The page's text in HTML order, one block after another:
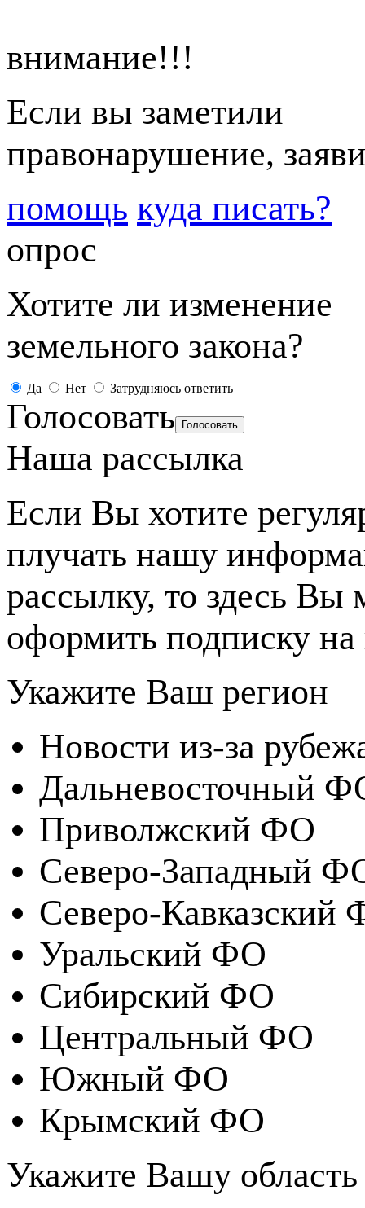
внимание!!!
Если вы заметили
правонарушение,
помощь куда писать?
опрос
Хотите ли изменение
земельного закона?
Да Нет Затрудняюсь ответить
Голосовать
Наша рассылка
Если Вы хотите
плучать нашу
рассылку, то здесь Вы
оформить подписку на
Укажите Ваш регион
Новости из-за
Дальневосточный
Приволжский ФО
Северо-Западный
Северо-Кавказский
Уральский ФО
Сибирский ФО
Центральный ФО
Южный ФО
Крымский ФО
Укажите Вашу область